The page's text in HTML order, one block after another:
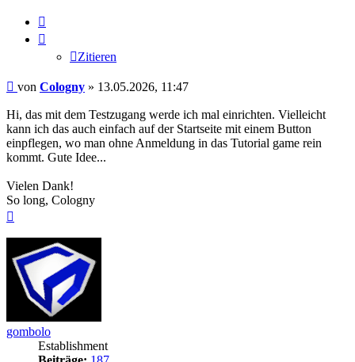
Zitieren
Beitrag
von Cologny » 13.05.2026, 11:47
Hi, das mit dem Testzugang werde ich mal einrichten. Vielleicht
kann ich das auch einfach auf der Startseite mit einem Button
einpflegen, wo man ohne Anmeldung in das Tutorial game rein
kommt. Gute Idee...
Vielen Dank!
So long, Cologny
gombolo
Establishment